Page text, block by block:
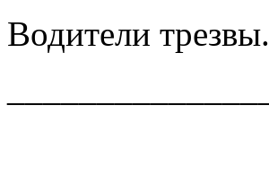
Водители трезвы.